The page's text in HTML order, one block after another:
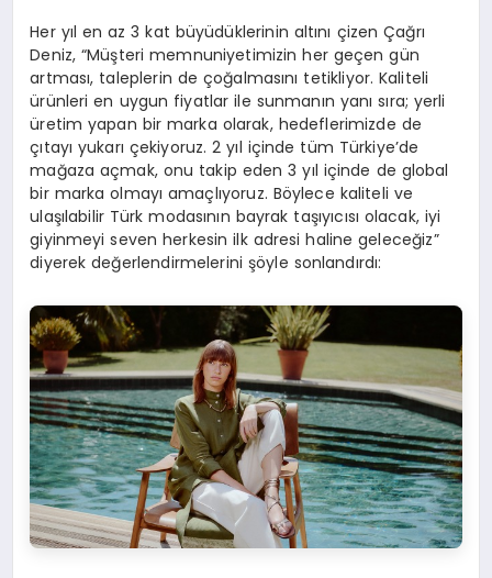
Her yıl en az 3 kat büyüdüklerinin altını çizen Çağrı
Deniz, “Müşteri memnuniyetimizin her geçen gün
artması, taleplerin de çoğalmasını tetikliyor. Kaliteli
ürünleri en uygun fiyatlar ile sunmanın yanı sıra; yerli
üretim yapan bir marka olarak, hedeflerimizde de
çıtayı yukarı çekiyoruz. 2 yıl içinde tüm Türkiye’de
mağaza açmak, onu takip eden 3 yıl içinde de global
bir marka olmayı amaçlıyoruz. Böylece kaliteli ve
ulaşılabilir Türk modasının bayrak taşıyıcısı olacak, iyi
giyinmeyi seven herkesin ilk adresi haline geleceğiz”
diyerek değerlendirmelerini şöyle sonlandırdı: